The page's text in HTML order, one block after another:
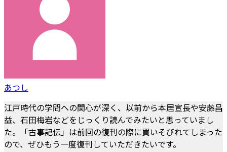
あつし
江戸時代の学問への関心が深く、以前から本居宣長や安藤昌
益、石田梅岩などをじっくり読んでみたいと思っていまし
た。「古事記伝」は前回の復刊の際に買いそびれてしまった
ので、ぜひもう一度復刊していただきたいです。